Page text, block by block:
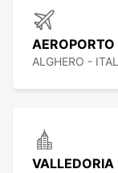
ALGHERO -